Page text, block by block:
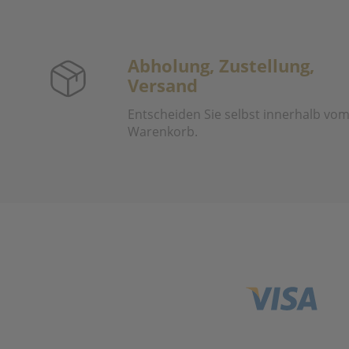
Abholung, Zustellung,
Versand
Entscheiden Sie selbst innerhalb vom
Warenkorb.